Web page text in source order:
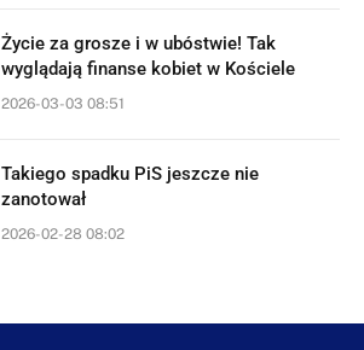
Życie za grosze i w ubóstwie! Tak
wyglądają finanse kobiet w Kościele
2026-03-03 08:51
Takiego spadku PiS jeszcze nie
zanotował
2026-02-28 08:02